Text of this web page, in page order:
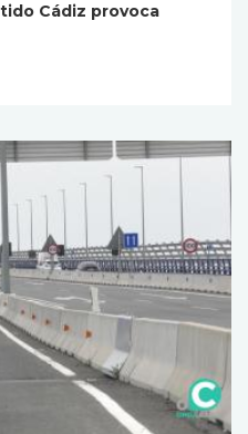
Cádiz provoca